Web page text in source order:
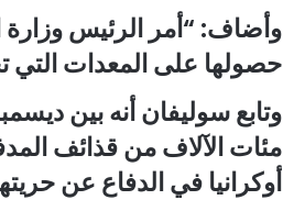
وأضاف: “أمر الرئيس وزارة
حصولها على المعدات التي
وتابع سوليفان أنه بين
مئات الآلاف من قذائف
أوكرانيا في الدفاع عن